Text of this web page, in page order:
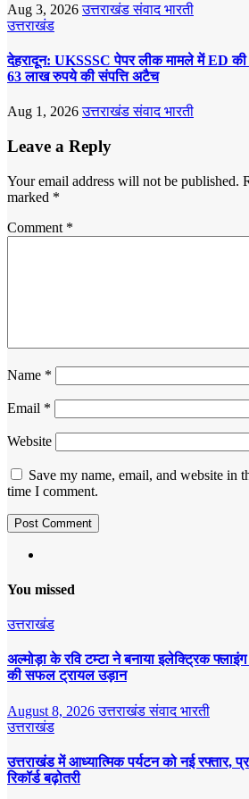
Aug 3, 2026उत्तराखंड संवाद भारती
उत्तराखंड
देहरादून: UKSSSC पेपर लीक मामले में ED की
63 लाख रुपये की संपत्ति अटैच
Aug 1, 2026उत्तराखंड संवाद भारती
Leave a Reply
Your email address will not be published.
marked *
Comment *
Name *
Email *
Website
Save my name, email, and website in
time I comment.
You missed
उत्तराखंड
अल्मोड़ा के रवि टम्टा ने बनाया इलेक्ट्रिक
की सफल ट्रायल उड़ान
August 8, 2026उत्तराखंड संवाद भारती
उत्तराखंड
उत्तराखंड में आध्यात्मिक पर्यटन को नई रफ्तार,
रिकॉर्ड बढ़ोतरी